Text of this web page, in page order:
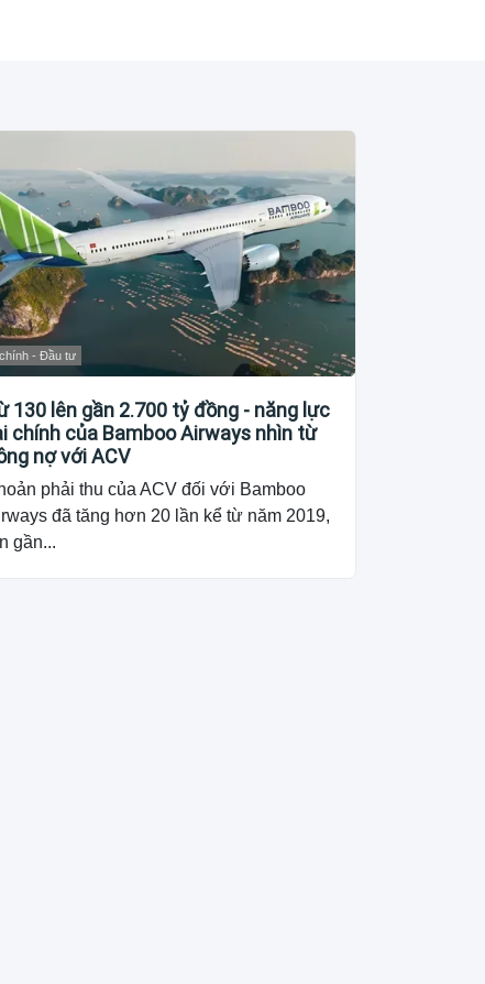
- Đầu tư
130 lên gần 2.700 tỷ đồng - năng lực
chính của Bamboo Airways nhìn từ
nợ với ACV
phải thu của ACV đối với Bamboo
đã tăng hơn 20 lần kể từ năm 2019,
gần...